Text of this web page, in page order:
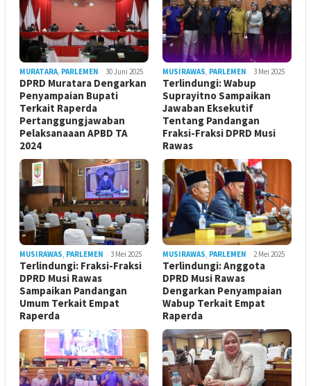
MURATARA, PARLEMEN 30 Juni 2025
DPRD Muratara Dengarkan
Penyampaian Bupati
Terkait Raperda
Pertanggungjawaban
Pelaksanaaan APBD TA
2024
MUSIRAWAS, PARLEMEN 3 Mei 2025
Terlindungi: Wabup
Suprayitno Sampaikan
Jawaban Eksekutif
Tentang Pandangan
Fraksi-Fraksi DPRD Musi
Rawas
MUSIRAWAS, PARLEMEN 3 Mei 2025
Terlindungi: Fraksi-Fraksi
DPRD Musi Rawas
Sampaikan Pandangan
Umum Terkait Empat
Raperda
MUSIRAWAS, PARLEMEN 2 Mei 2025
Terlindungi: Anggota
DPRD Musi Rawas
Dengarkan Penyampaian
Wabup Terkait Empat
Raperda